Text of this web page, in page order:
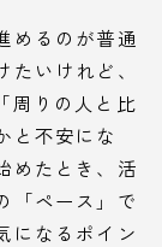
めるのが普通
いけれど、
周りの人と比
と不安にな
めたとき、活
「ペース」で
になるポイン